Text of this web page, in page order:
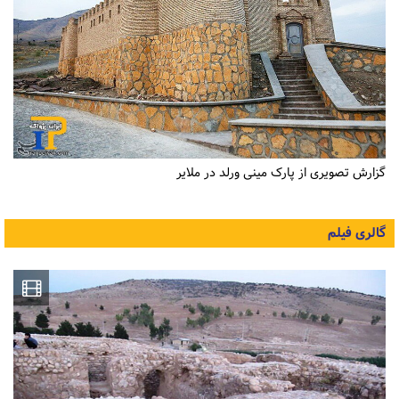
گزارش تصویری از پارک مینی ورلد در ملایر
گالری فیلم